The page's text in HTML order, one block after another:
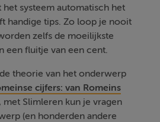
het systeem automatisch het
handige tips. Zo loop je nooit
zelfs de moeilijkste
een fluitje van een cent.
theorie van het onderwerp
cijfers: van Romeins
, met Slimleren kun je vragen
(en honderden andere